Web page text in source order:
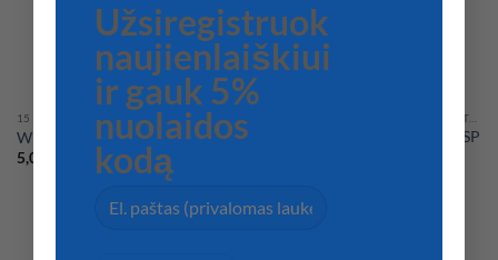
Užsiregistruok
naujienlaiškiui
ir gauk 5%
nuolaidos
kodą
15 MM Ø GREITO ATJUNGIMO JUNGTYS WHALE HIDRAULINĖMS SISTEMOMS
WHALE alkūnė
5,00
WHALE alkūnė su sriegiu ½ BSP